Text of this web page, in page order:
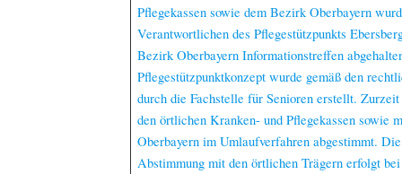
Pflegekassen sowie dem Bezirk Oberbayern
Verantwortlichen des Pflegestützpunkts
Bezirk Oberbayern Informationstreffen
Pflegestützpunktkonzept wurde gemäß den
durch die Fachstelle für Senioren erstellt.
den örtlichen Kranken- und Pflegekassen sowie
Oberbayern im Umlaufverfahren abgestimmt.
Abstimmung mit den örtlichen Trägern erfolgt